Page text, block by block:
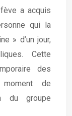
a acquis
qui la
» d’un jour,
Cette
des
de
du groupe